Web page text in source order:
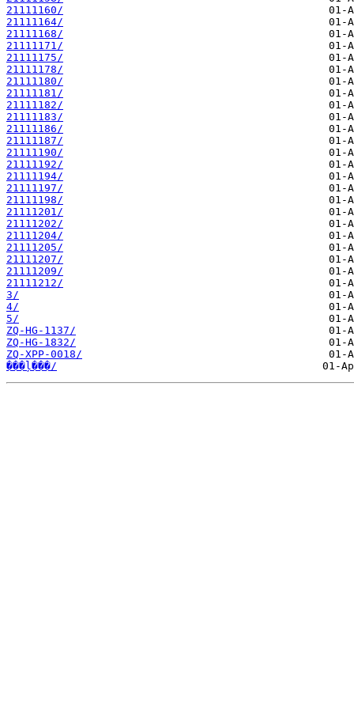
21111160/
21111164/
21111168/
21111171/
21111175/
21111178/
21111180/
21111181/
21111182/
21111183/
21111186/
21111187/
21111190/
21111192/
21111194/
21111197/
21111198/
21111201/
21111202/
21111204/
21111205/
21111207/
21111209/
21111212/
3/
4/
5/
ZQ-HG-1137/
ZQ-HG-1832/
ZQ-XPP-0018/
���ļ���/